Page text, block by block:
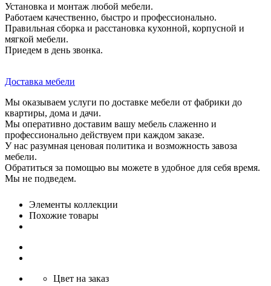
Установка и монтаж любой мебели.
Работаем качественно, быстро и профессионально.
Правильная сборка и расстановка кухонной, корпусной и
мягкой мебели.
Приедем в день звонка.
Доставка мебели
Мы оказываем услуги по доставке мебели от фабрики до
квартиры, дома и дачи.
Мы оперативно доставим вашу мебель слаженно и
профессионально действуем при каждом заказе.
У нас разумная ценовая политика и возможность завоза
мебели.
Обратиться за помощью вы можете в удобное для себя время.
Мы не подведем.
Элементы коллекции
Похожие товары
Цвет на заказ